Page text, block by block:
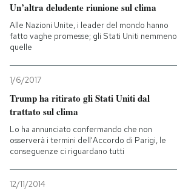
Un’altra deludente riunione sul clima
Alle Nazioni Unite, i leader del mondo hanno
fatto vaghe promesse; gli Stati Uniti nemmeno
quelle
1/6/2017
Trump ha ritirato gli Stati Uniti dal
trattato sul clima
Lo ha annunciato confermando che non
osserverà i termini dell'Accordo di Parigi, le
conseguenze ci riguardano tutti
12/11/2014